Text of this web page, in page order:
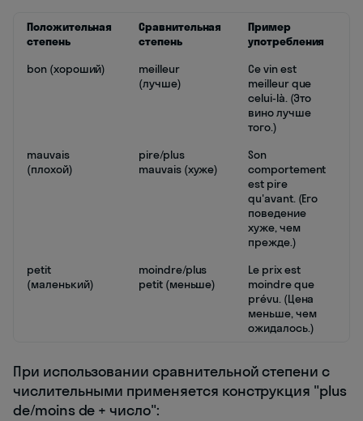
Положительная
степень
Сравнительная
степень
Пример
употребления
bon (хороший)
meilleur
(лучше)
Ce vin est
meilleur que
celui-là. (Это
вино лучше
того.)
mauvais
(плохой)
pire/plus
mauvais (хуже)
Son
comportement
est pire
qu'avant. (Его
поведение
хуже, чем
прежде.)
petit
(маленький)
moindre/plus
petit (меньше)
Le prix est
moindre que
prévu. (Цена
меньше, чем
ожидалось.)
При использовании сравнительной степени с
числительными применяется конструкция "plus
de/moins de + число":